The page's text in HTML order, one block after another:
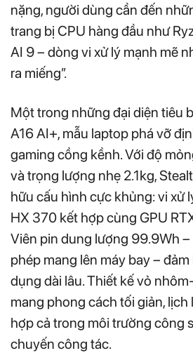
nặng, người dùng cần đến
trang bị CPU hàng đầu như
AI 9 – dòng vi xử lý mạnh mẽ
ra miếng”.
Một trong những đại diện tiêu
A16 AI+, mẫu laptop phá vỡ
gaming cồng kềnh. Với độ
và trọng lượng nhẹ 2.1kg,
hữu cấu hình cực khủng: vi xử
HX 370 kết hợp cùng GPU
Viên pin dung lượng 99.9Wh
phép mang lên máy bay –
dụng dài lâu. Thiết kế vỏ
mang phong cách tối giản, lịch
hợp cả trong môi trường công
chuyến công tác.